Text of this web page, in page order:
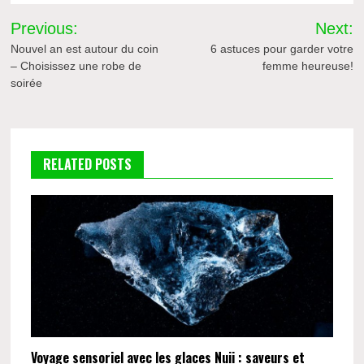
Navigation
de
l’article
Previous:
Nouvel an est autour du coin
– Choisissez une robe de
soirée
Next:
6 astuces pour garder votre
femme heureuse!
RELATED POSTS
Voyage sensoriel avec les glaces Nuii : saveurs et